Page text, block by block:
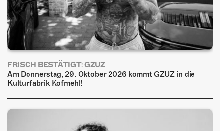
FRISCH BESTÄTIGT: GZUZ
Am Donnerstag, 29. Oktober 2026 kommt GZUZ in die
Kulturfabrik Kofmehl!